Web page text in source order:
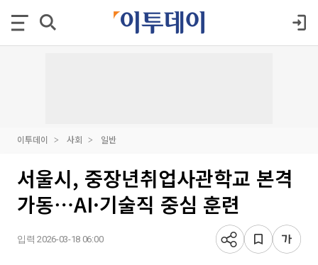
이투데이 사회 일반
서울시, 중장년취업사관학교 본격
가동⋯AI·기술직 중심 훈련
입력 2026-03-18 06:00